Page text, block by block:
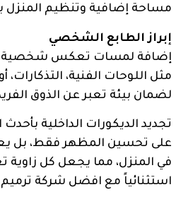
مساحة إضافية وتنظيم المنزل
إبراز الطابع الشخصي
إضافة لمسات تعكس شخصية
مثل اللوحات الفنية،
لضمان بيئة تعبر عن الذوق
تجديد الديكورات الداخلية
على تحسين المظهر فقط، بل
في المنزل، مما يجعل كل زاوية
استثنائياً مع افضل شركة ترميم